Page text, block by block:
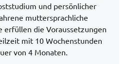
und persönlicher
muttersprachliche
erfüllen die Voraussetzungen
mit 10 Wochenstunden
von 4 Monaten.